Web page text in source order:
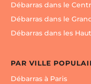
Débarras dans le
Débarras dans le
Débarras dans les
PAR VILLE
Débarras à Paris